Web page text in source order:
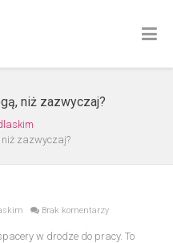
niż zazwyczaj?
zazwyczaj?
Brak komentarzy
w drodze do pracy. To